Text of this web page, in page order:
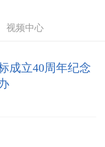
视频中心
成立40周年纪念